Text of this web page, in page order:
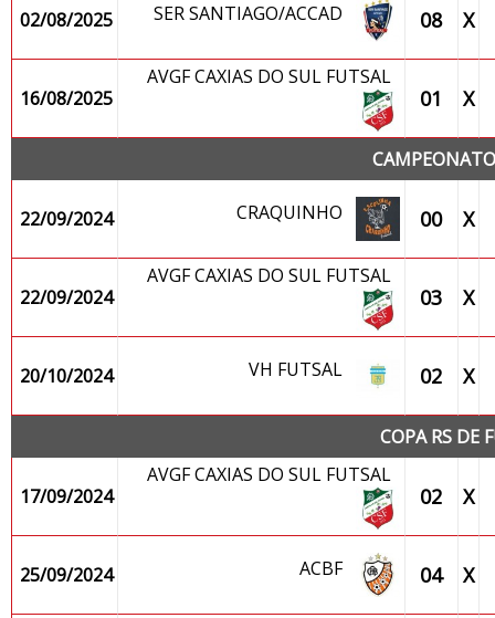
02/08/2025 SER SANTIAGO/ACCAD 08 X
16/08/2025
AVGF CAXIAS DO SUL FUTSAL
01 X
22/09/2024 CRAQUINHO 00 X
22/09/2024
AVGF CAXIAS DO SUL FUTSAL
03 X
20/10/2024 VH FUTSAL 02 X
COPA RS DE
17/09/2024
AVGF CAXIAS DO SUL FUTSAL
02 X
25/09/2024 ACBF 04 X